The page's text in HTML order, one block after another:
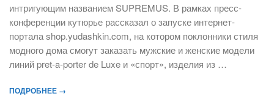
интригующим названием SUPREMUS. В рамках пресс-
конференции кутюрье рассказал о запуске интернет-
портала shop.yudashkin.com, на котором поклонники стиля
модного дома смогут заказать мужские и женские модели
линий pret-a-porter de Luxe и «спорт», изделия из …
ПОДРОБНЕЕ →